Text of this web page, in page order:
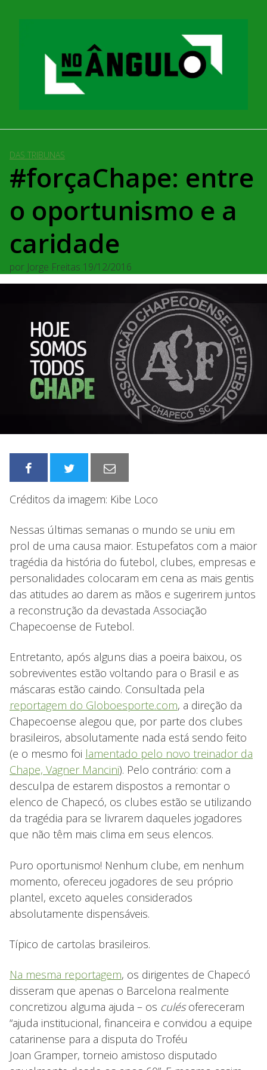
DAS TRIBUNAS
#forçaChape: entre
o oportunismo e a
caridade
por Jorge Freitas 19/12/2016
Créditos da imagem: Kibe Loco
Nessas últimas semanas o mundo se uniu em
prol de uma causa maior. Estupefatos com a maior
tragédia da história do futebol, clubes, empresas e
personalidades colocaram em cena as mais gentis
das atitudes ao darem as mãos e sugerirem juntos
a reconstrução da devastada Associação
Chapecoense de Futebol.
Entretanto, após alguns dias a poeira baixou, os
sobreviventes estão voltando para o Brasil e as
máscaras estão caindo. Consultada pela
reportagem do Globoesporte.com, a direção da
Chapecoense alegou que, por parte dos clubes
brasileiros, absolutamente nada está sendo feito
(e o mesmo foi lamentado pelo novo treinador da
Chape, Vagner Mancini). Pelo contrário: com a
desculpa de estarem dispostos a remontar o
elenco de Chapecó, os clubes estão se utilizando
da tragédia para se livrarem daqueles jogadores
que não têm mais clima em seus elencos.
Puro oportunismo! Nenhum clube, em nenhum
momento, ofereceu jogadores de seu próprio
plantel, exceto aqueles considerados
absolutamente dispensáveis.
Típico de cartolas brasileiros.
Na mesma reportagem, os dirigentes de Chapecó
disseram que apenas o Barcelona realmente
concretizou alguma ajuda – os culésofereceram
“ajuda institucional, financeira e convidou a equipe
catarinense para a disputa do Troféu
Joan Gramper, torneio amistoso disputado